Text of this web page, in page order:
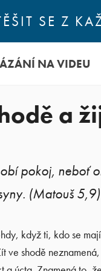
SE Z
NA VIDEU
a
pokoj, neboť
(Matouš 5,9)
když ti, kdo se
ve shodě